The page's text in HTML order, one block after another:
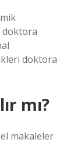
doktora
doktora
mı?
makaleler